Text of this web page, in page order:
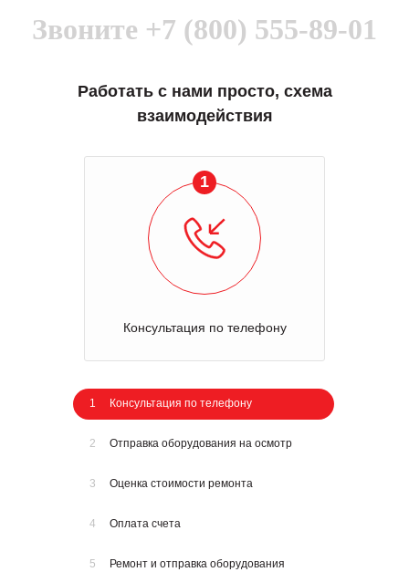
Звоните +7 (800) 555-89-01
Работать с нами просто, схема
взаимодействия
1
Консультация по телефону
1 Консультация по телефону
2 Отправка оборудования на осмотр
3 Оценка стоимости ремонта
4 Оплата счета
5 Ремонт и отправка оборудования